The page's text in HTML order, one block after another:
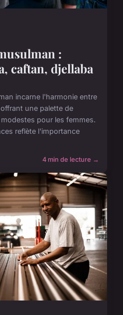
:
caftan, djellaba
incarne l'harmonie entre
une palette de
pour les femmes.
reflète l'importance
4 min de lecture →